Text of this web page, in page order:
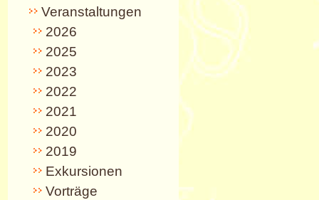
Veranstaltungen
2026
2025
2023
2022
2021
2020
2019
Exkursionen
Vorträge